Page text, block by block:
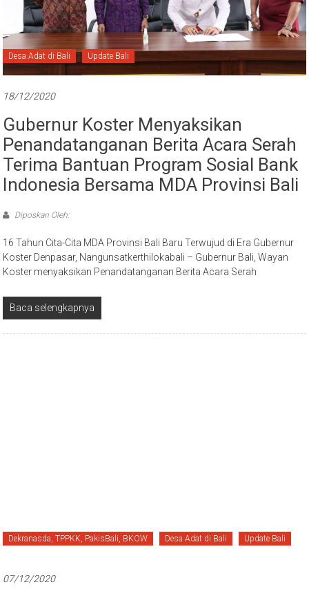
Desa Adat di Bali Update Bali
18/12/2020
Gubernur Koster Menyaksikan
Penandatanganan Berita Acara Serah
Terima Bantuan Program Sosial Bank
Indonesia Bersama MDA Provinsi Bali
Diposkan Oleh:
16 Tahun Cita-Cita MDA Provinsi Bali Baru Terwujud di Era Gubernur
Koster Denpasar, Nangunsatkerthilokabali – Gubernur Bali, Wayan
Koster menyaksikan Penandatanganan Berita Acara Serah
Baca selengkapnya
Dekranasda, TPPKK, PakisBali, BKOW Desa Adat di Bali Update Bali
07/12/2020